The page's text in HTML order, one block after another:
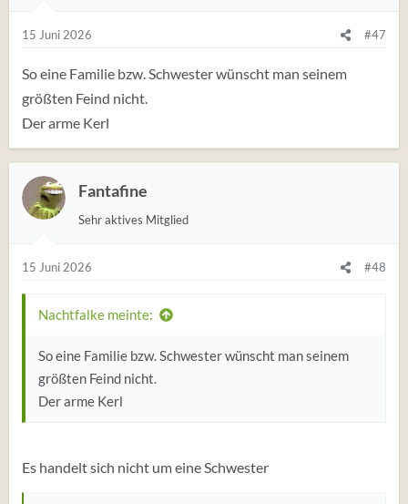
e
n
:
15 Juni 2026 #47
So eine Familie bzw. Schwester wünscht man seinem
größten Feind nicht.
Der arme Kerl
Fantafine
Sehr aktives Mitglied
15 Juni 2026 #48
Nachtfalke meinte:
So eine Familie bzw. Schwester wünscht man seinem
größten Feind nicht.
Der arme Kerl
Es handelt sich nicht um eine Schwester